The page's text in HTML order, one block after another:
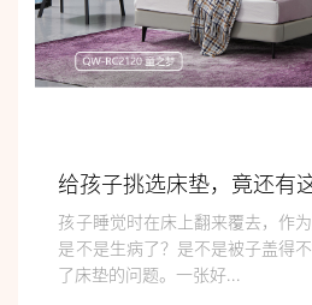
给孩子挑选床垫，竟还有
孩子睡觉时在床上翻来覆去，作
是不是生病了？是不是被子盖得
了床垫的问题。一张好...